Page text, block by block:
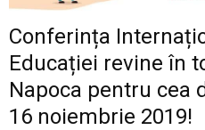
Conferința
Educației revine în
Napoca pentru cea
16 noiembrie 2019!